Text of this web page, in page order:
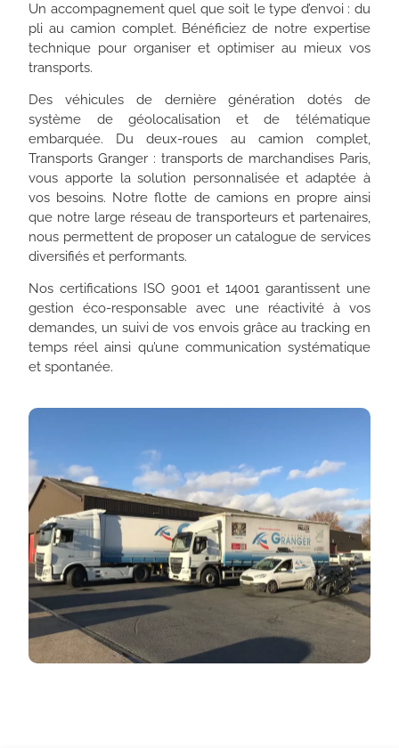
Un accompagnement quel que soit le type d’envoi : du
pli au camion complet. Bénéficiez de notre expertise
technique pour organiser et optimiser au mieux vos
transports.
Des véhicules de dernière génération dotés de
système de géolocalisation et de télématique
embarquée. Du deux-roues au camion complet,
Transports Granger : transports de marchandises Paris,
vous apporte la solution personnalisée et adaptée à
vos besoins. Notre flotte de camions en propre ainsi
que notre large réseau de transporteurs et partenaires,
nous permettent de proposer un catalogue de services
diversifiés et performants.
Nos certifications ISO 9001 et 14001 garantissent une
gestion éco-responsable avec une réactivité à vos
demandes, un suivi de vos envois grâce au tracking en
temps réel ainsi qu’une communication systématique
et spontanée.